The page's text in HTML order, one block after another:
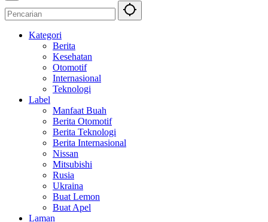
Kategori
Berita
Kesehatan
Otomotif
Internasional
Teknologi
Label
Manfaat Buah
Berita Otomotif
Berita Teknologi
Berita Internasional
Nissan
Mitsubishi
Rusia
Ukraina
Buat Lemon
Buat Apel
Laman